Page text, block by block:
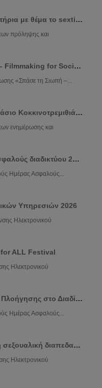
Βιωματικά εργαστήρια με θέμα το sexting
πρόληψης και
Σπάσε τη Σιωπή – Filmmaking for Social Change
«Σπάσε τη Σιωπή –...
Διάλεξη στο Γυμνάσιο Κοκκινοτρεμιθιάς για το Sexting
ενημέρωσης και
Διεθνής ημέρα ασφαλούς διαδικτύου 2026
Ημέρας Ασφαλούς...
Υπηρεσιών 2026
Ηλεκτρονικού
ALL Festival
Ηλεκτρονικού
Ημέρα Ασφαλούς Πλοήγησης στο Διαδίκτυο 2025
Ημέρας Ασφαλούς...
Επιμόρφωση στη σεξουαλική διαπεδαγώγιση για το φαινόμενο του Sexting
Ηλεκτρονικού